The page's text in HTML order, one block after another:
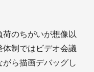
のちがいが想像以
体制ではビデオ会議
ら描画デバッグし